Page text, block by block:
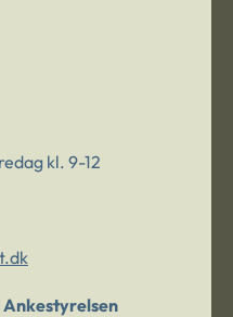
kl. 9-12